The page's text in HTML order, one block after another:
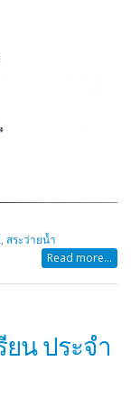
,สระว่ายน้ำ
Read more...
น ประจำ